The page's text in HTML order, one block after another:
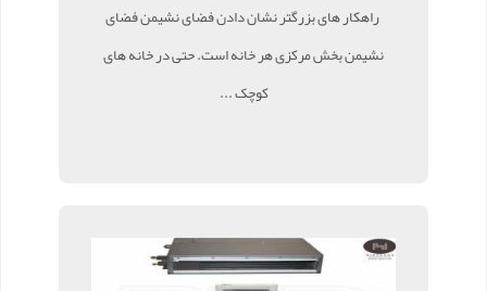
راهکار های بزرگتر نشان دادن فضای نشیمن فضای
نشیمن بخش مرکزی هر خانه است. حتی در خانه های
کوچک ...